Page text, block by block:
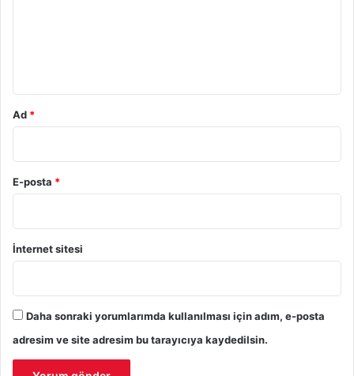
Ad *
E-posta *
İnternet sitesi
Daha sonraki yorumlarımda kullanılması için adım, e-posta
adresim ve site adresim bu tarayıcıya kaydedilsin.